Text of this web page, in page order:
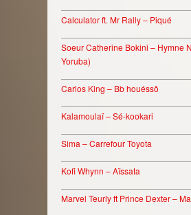
Calculator ft. Mr Rally – Piqué
Soeur Catherine Bokini – Hymne
Yoruba)
Carlos King – Bb houéssô
Kalamoulaï – Sé-kookari
Sima – Carrefour Toyota
Kofi Whynn – Aïssata
Marvel Teurly ft Prince Dexter –